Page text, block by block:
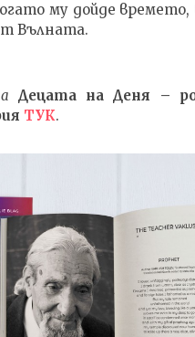
му дойде времето,
Вълната.
Децата на Деня –
ТУК.